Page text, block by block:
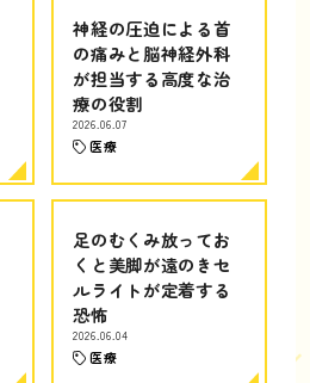
神経の圧迫による首
の痛みと脳神経外科
が担当する高度な治
療の役割
2026.06.07
医療
足のむくみ放ってお
くと美脚が遠のきセ
ルライトが定着する
恐怖
2026.06.04
医療